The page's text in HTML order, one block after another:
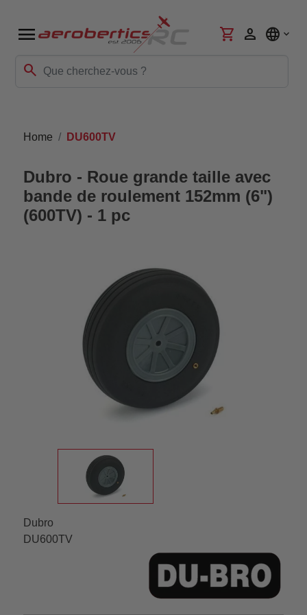
menu
search
shopping_cart person language
Home DU600TV
Dubro - Roue grande taille avec
bande de roulement 152mm (6")
(600TV) - 1 pc
Dubro
DU600TV